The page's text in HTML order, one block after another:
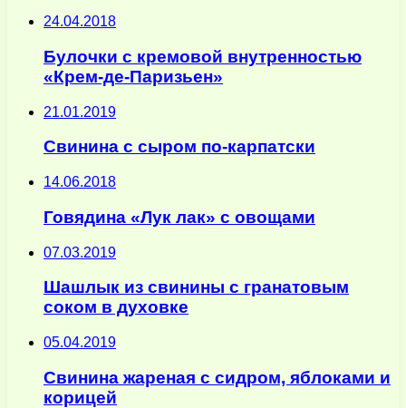
24.04.2018
Булочки с кремовой внутренностью
«Крем-де-Паризьен»
21.01.2019
Свинина с сыром по-карпатски
14.06.2018
Говядина «Лук лак» с овощами
07.03.2019
Шашлык из свинины с гранатовым
соком в духовке
05.04.2019
Свинина жареная с сидром, яблоками и
корицей